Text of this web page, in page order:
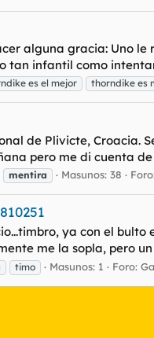
alguna gracia: Uno
tan infantil como
es el mejor thorndike es
de Plivicte, Croacia.
pero me di cuenta
mentira Masunos: 38
ya con el
me la sopla, pero
timo Masunos: 1 Foro: